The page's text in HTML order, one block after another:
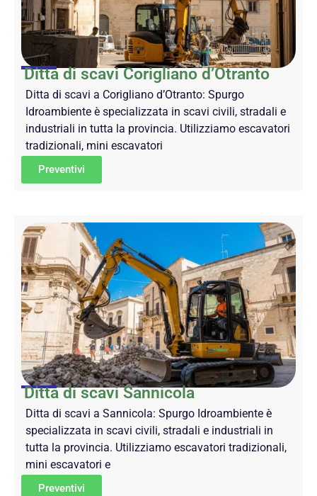
Ditta di scavi Corigliano d’Otranto
Ditta di scavi a Corigliano d’Otranto: Spurgo
Idroambiente è specializzata in scavi civili, stradali e
industriali in tutta la provincia. Utilizziamo escavatori
tradizionali, mini escavatori
Preventivi
Ditta di scavi Sannicola
Ditta di scavi a Sannicola: Spurgo Idroambiente è
specializzata in scavi civili, stradali e industriali in
tutta la provincia. Utilizziamo escavatori tradizionali,
mini escavatori e
Preventivi